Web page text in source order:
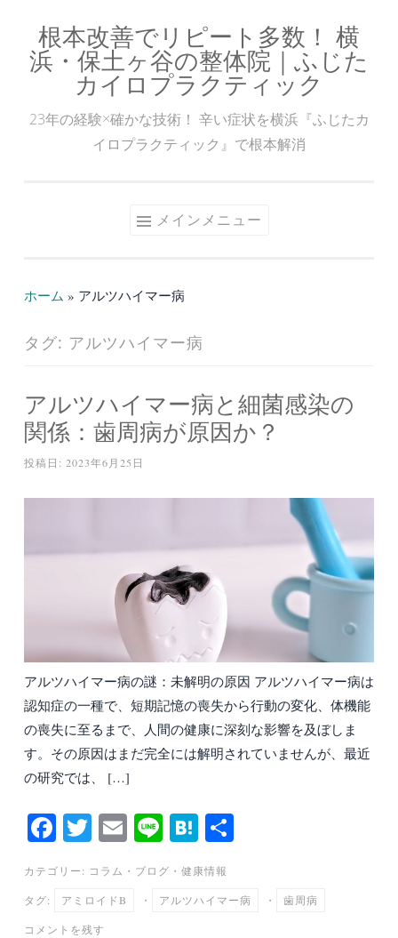
ン
根本改善でリピート多数！ 横
浜・保土ヶ谷の整体院｜ふじた
カイロプラクティック
23年の経験×確かな技術！ 辛い症状を横浜『ふじたカ
イロプラクティック』で根本解消
メインメニュー
ホーム » アルツハイマー病
タグ: アルツハイマー病
アルツハイマー病と細菌感染の
関係：歯周病が原因か？
投稿日: 2023年6月25日
アルツハイマー病の謎：未解明の原因 アルツハイマー病は
認知症の一種で、短期記憶の喪失から行動の変化、体機能
の喪失に至るまで、人間の健康に深刻な影響を及ぼしま
す。その原因はまだ完全には解明されていませんが、最近
の研究では、 […]
Fa
ce
bo
ok
T
tte
r
E
m
ail
Li H
at
en
a
カテゴリー: コラム ・ ブログ ・ 健康情報
タグ: アミロイドΒ ・ アルツハイマー病 ・ 歯周病
コメントを残す